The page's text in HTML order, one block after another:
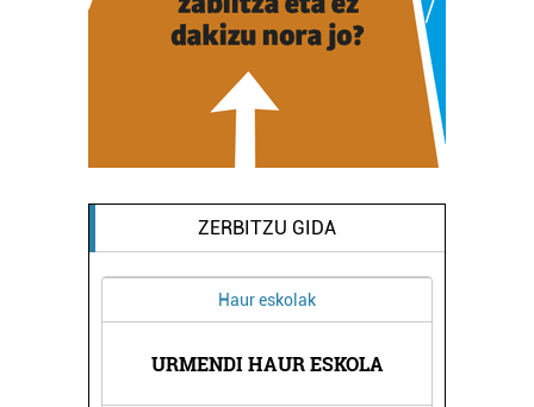
ZERBITZU GIDA
Haur eskolak
URMENDI HAUR ESKOLA